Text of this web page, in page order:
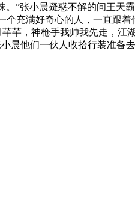
”张小晨疑惑不解的问王天
充满好奇心的人，一直跟
芊，神枪手我帅我先走，江
晨他们一伙人收拾行装准备